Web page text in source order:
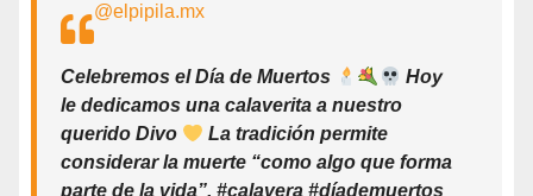
@elpipila.mx
Celebremos el Día de Muertos
Hoy
le dedicamos una calaverita a nuestro
querido Divo
La tradición permite
considerar la muerte “como algo que forma
parte de la vida”. #calavera #díademuertos